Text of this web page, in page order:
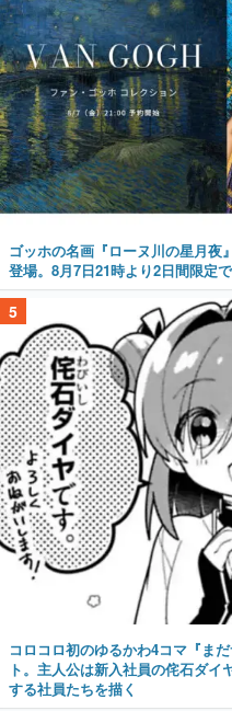
ゴッホの名画『ローヌ川の星月夜
登場。8月7日21時より2日間限定
5
コロコロ初のゆるかわ4コマ『ま
ト。主人公は新入社員の侘石ダ
する社員たちを描く